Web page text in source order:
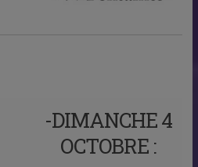
-DIMANCHE 4
OCTOBRE :